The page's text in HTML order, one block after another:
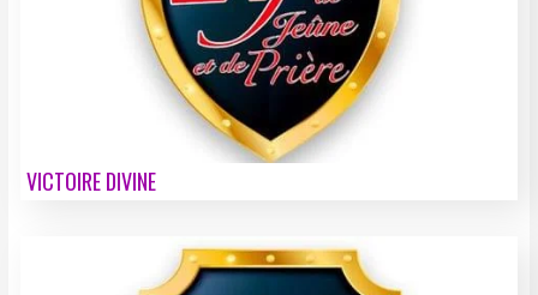
VICTOIRE DIVINE